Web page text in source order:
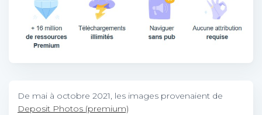
De mai à octobre 2021, les images provenaient de
Deposit Photos (premium)